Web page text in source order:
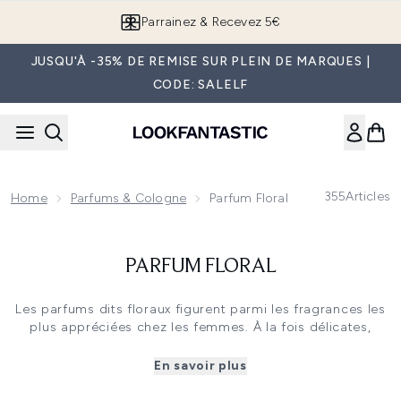
Parrainez & Recevez 5€
JUSQU'À -35% DE REMISE SUR PLEIN DE MARQUES |
CODE: SALELF
Home Parfums & Cologne Parfum Floral 355Articles
PARFUM FLORAL
Les parfums dits floraux figurent parmi les fragrances les
plus appréciées chez les femmes. À la fois délicates,
féminité, douceur, naturel et offrent une multitude de
En savoir plus